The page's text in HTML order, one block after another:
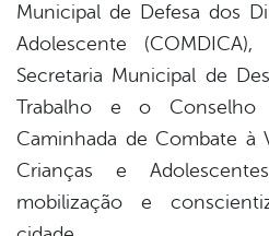
Municipal de Defesa dos
Adolescente
Secretaria Municipal de
Trabalho e o Conselho
Caminhada de Combate à
Crianças e
mobilização e